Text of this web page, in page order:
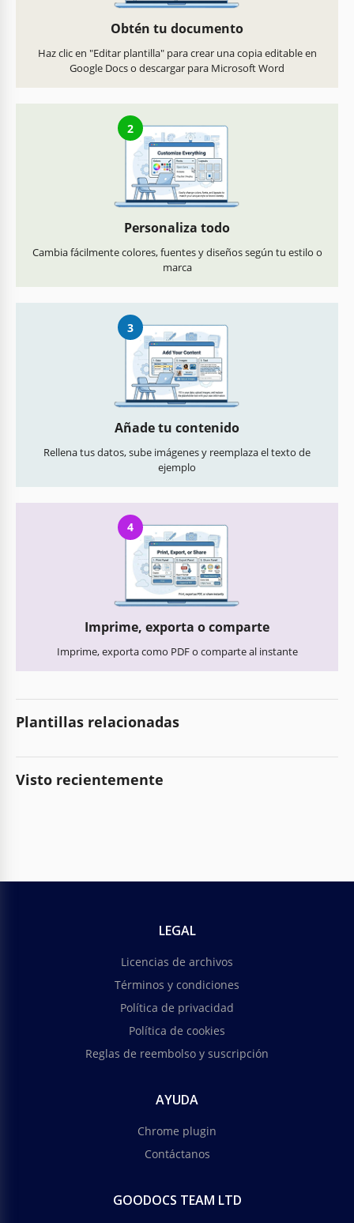
Obtén tu documento
Haz clic en "Editar plantilla" para crear una copia editable en
Google Docs o descargar para Microsoft Word
2
Personaliza todo
Cambia fácilmente colores, fuentes y diseños según tu estilo o
marca
3
Añade tu contenido
Rellena tus datos, sube imágenes y reemplaza el texto de
ejemplo
4
Imprime, exporta o comparte
Imprime, exporta como PDF o comparte al instante
Plantillas relacionadas
Visto recientemente
LEGAL
Licencias de archivos
Términos y condiciones
Política de privacidad
Política de cookies
Reglas de reembolso y suscripción
AYUDA
Chrome plugin
Contáctanos
GOODOCS TEAM LTD